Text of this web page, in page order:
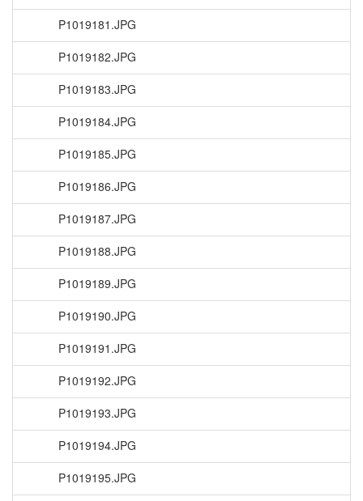
P1019181.JPG
P1019182.JPG
P1019183.JPG
P1019184.JPG
P1019185.JPG
P1019186.JPG
P1019187.JPG
P1019188.JPG
P1019189.JPG
P1019190.JPG
P1019191.JPG
P1019192.JPG
P1019193.JPG
P1019194.JPG
P1019195.JPG